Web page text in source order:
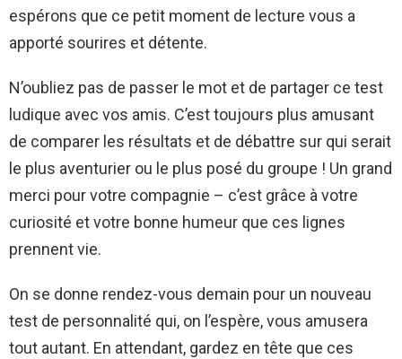
espérons que ce petit moment de lecture vous a
apporté sourires et détente.
N’oubliez pas de passer le mot et de partager ce test
ludique avec vos amis. C’est toujours plus amusant
de comparer les résultats et de débattre sur qui serait
le plus aventurier ou le plus posé du groupe ! Un grand
merci pour votre compagnie – c’est grâce à votre
curiosité et votre bonne humeur que ces lignes
prennent vie.
On se donne rendez-vous demain pour un nouveau
test de personnalité qui, on l’espère, vous amusera
tout autant. En attendant, gardez en tête que ces